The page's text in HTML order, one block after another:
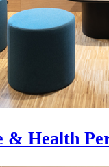
& Health